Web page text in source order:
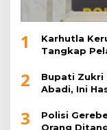
1
Karhutla
Tangkap
2
Bupati Zukri
Abadi, Ini
3
Polisi
Orang